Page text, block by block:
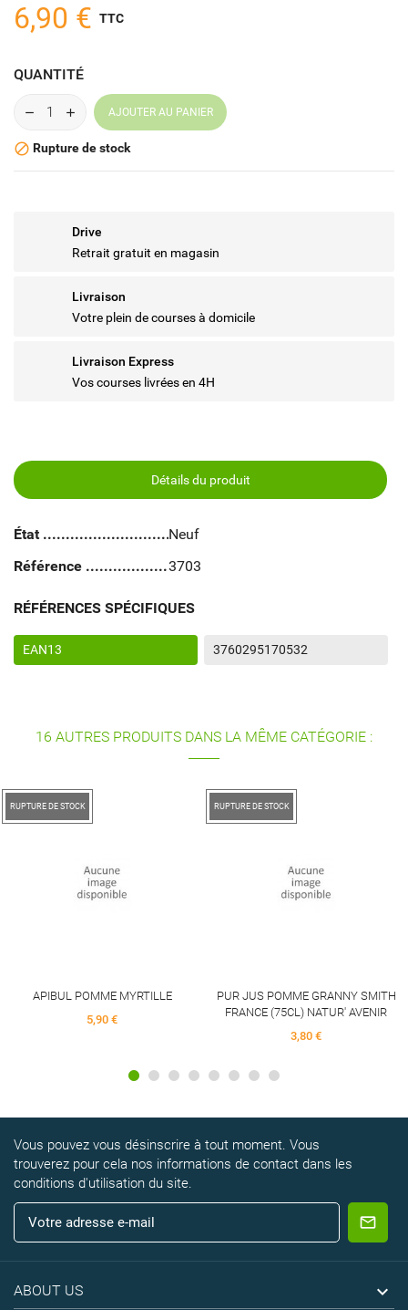
6,90 € TTC
QUANTITÉ
AJOUTER AU PANIER
 Rupture de stock
Drive
Retrait gratuit en magasin
Livraison
Votre plein de courses à domicile
Livraison Express
Vos courses livrées en 4H
Détails du produit
État
Neuf
Référence
3703
RÉFÉRENCES SPÉCIFIQUES
EAN13 3760295170532
16 AUTRES PRODUITS DANS LA MÊME CATÉGORIE :
RUPTURE DE STOCK
APIBUL POMME MYRTILLE
5,90 €
RUPTURE DE STOCK
PUR JUS POMME GRANNY SMITH
FRANCE (75CL) NATUR' AVENIR
3,80 €
Vous pouvez vous désinscrire à tout moment. Vous
trouverez pour cela nos informations de contact dans les
conditions d'utilisation du site.
ABOUT US 